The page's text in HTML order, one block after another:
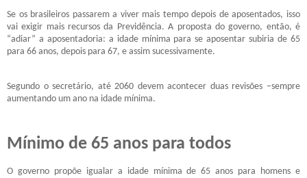
Se os brasileiros passarem a viver mais tempo depois de aposentados, isso
vai exigir mais recursos da Previdência. A proposta do governo, então, é
“adiar” a aposentadoria: a idade mínima para se aposentar subiria de 65
para 66 anos, depois para 67, e assim sucessivamente.
Segundo o secretário, até 2060 devem acontecer duas revisões –sempre
aumentando um ano na idade mínima.
Mínimo de 65 anos para todos
O governo propõe igualar a idade mínima de 65 anos para homens e